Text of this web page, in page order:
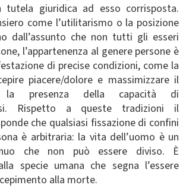
giuridica ad esso corrisposta.
come l’utilitarismo o la posizione
dall’assunto che non tutti gli esseri
l’appartenenza al genere persone è
di precise condizioni, come la
piacere/dolore e massimizzare il
la presenza della capacità di
Rispetto a queste tradizioni il
che qualsiasi fissazione di confini
è arbitraria: la vita dell’uomo è un
che non può essere diviso. È
specie umana che segna l’essere
alla morte.